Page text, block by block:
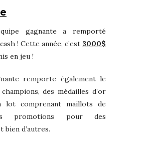
gagnante a remporté
! Cette année, c’est 3000$
en jeu !
remporte également le
des médailles d’or
lot comprenant maillots de
promotions pour des
bien d’autres.